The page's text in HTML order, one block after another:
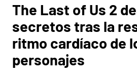
The Last of Us 2
secretos tras la
ritmo cardíaco de
personajes